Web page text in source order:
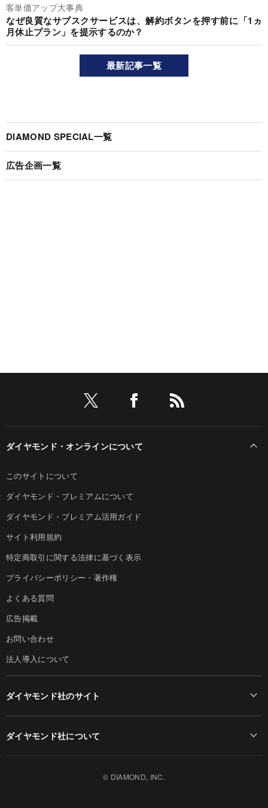
客単価アップ大事典
なぜ良質なサブスクサービスは、解約ボタンを押す前に「1ヵ
月休止プラン」を提示するのか？
最新記事一覧
DIAMOND SPECIAL一覧
広告企画一覧
ダイヤモンド・オンラインについて
このサイトについて
ダイヤモンド・プレミアムについて
ダイヤモンド・プレミアム活用ガイド
サイト利用規約
特定商取引に関する法律に基づく表示
プライバシーポリシー・著作権
よくある質問
広告掲載
お問い合わせ
法人導入について
ダイヤモンド社のサイト
ダイヤモンド社について
© DIAMOND, INC.